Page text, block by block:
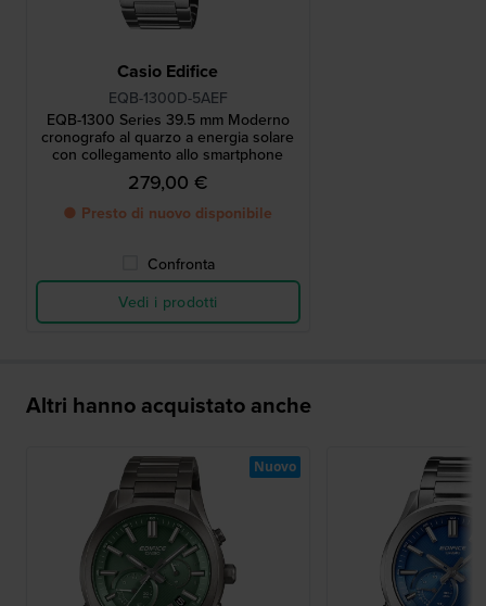
Casio Edifice
EQB-1300D-5AEF
EQB-1300 Series 39.5 mm Moderno
cronografo al quarzo a energia solare
con collegamento allo smartphone
279,00 €
● Presto di nuovo disponibile
Confronta
Vedi i prodotti
Altri hanno acquistato anche
Nuovo